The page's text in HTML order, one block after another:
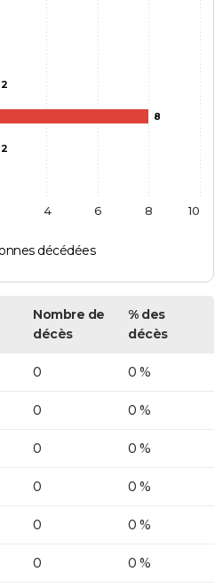
2
8
2
décédées
4 6 8 10
Nombre de
décès
% des
décès
0 0 %
0 0 %
0 0 %
0 0 %
0 0 %
0 0 %